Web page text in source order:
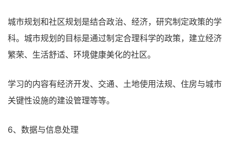
城市规划和社区规划是结合政治、经济，研究制定政策的学
科。城市规划的目标是通过制定合理科学的政策，建立经济
繁荣、生活舒适、环境健康美化的社区。
学习的内容有经济开发、交通、土地使用法规、住房与城市
关键性设施的建设管理等等。
6、数据与信息处理